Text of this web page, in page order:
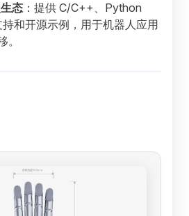
态 ：提供 C/C++、Python
和开源示例，用于机器人应用